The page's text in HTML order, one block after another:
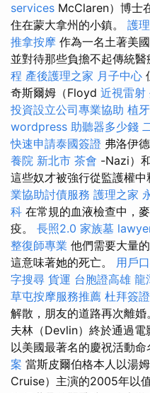
services McClaren）博士
住在蒙大拿州的小鎮。 護
推拿按摩 作為一名土著美
並對待那些負擔不起傳統醫
程 產後護理之家 月子中心
奇斯爾姆（Floyd 近視雷射
投資設立公司專業協助 植
wordpress 助聽器多少錢
快速申請泰國簽證 弗洛伊
養院 新北市 茶會 -Nazi）
這些奴才被強行從監護權
業協助討債服務 護理之家
科 在常規的血液檢查中，
疫。 長照2.0 家族墓
整復師專業 他們需要大量
這意味著她的死亡。 用戶
字搜尋 貨運 台胞證高雄 龍
草屯按摩服務推薦 杜拜簽證
解散，朋友的道路再次離
夫林（Devlin）終於通過電
以美國最著名的慶祝活動命
案 當斯皮爾伯格本人以湯
Cruise）主演的2005年以